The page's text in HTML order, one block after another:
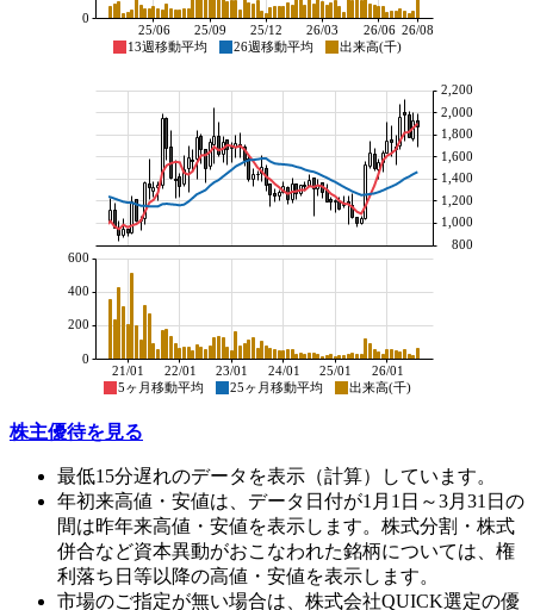
13週移動平均 26週移動平均 出来高(千)
26/08
26/06
26/03
25/12
25/09
25/06
0
5ヶ月移動平均 25ヶ月移動平均 出来高(千)
26/01
25/01
24/01
23/01
22/01
21/01
800
1,000
1,200
1,400
1,600
1,800
2,000
2,200
0
200
400
600
株主優待を見る
最低15分遅れのデータを表示（計算）しています。
年初来高値・安値は、データ日付が1月1日～3月31日の
間は昨年来高値・安値を表示します。株式分割・株式
併合など資本異動がおこなわれた銘柄については、権
利落ち日等以降の高値・安値を表示します。
市場のご指定が無い場合は、株式会社QUICK選定の優